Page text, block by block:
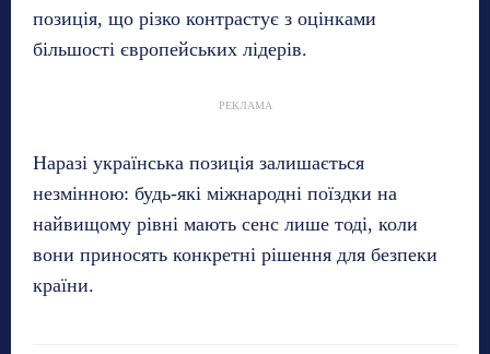
позиція, що різко контрастує з оцінками
більшості європейських лідерів.
РЕКЛАМА
Наразі українська позиція залишається
незмінною: будь-які міжнародні поїздки на
найвищому рівні мають сенс лише тоді, коли
вони приносять конкретні рішення для безпеки
країни.